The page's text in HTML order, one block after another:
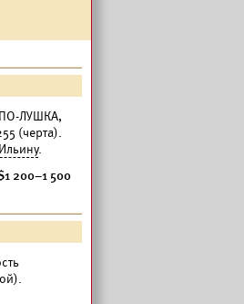
ПО-ЛУШКА,
(черта).
.
1 200–1 500